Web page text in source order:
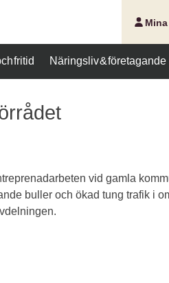
fritid Näringsliv & företagande
vid gamla
buller och ökad tung trafik i